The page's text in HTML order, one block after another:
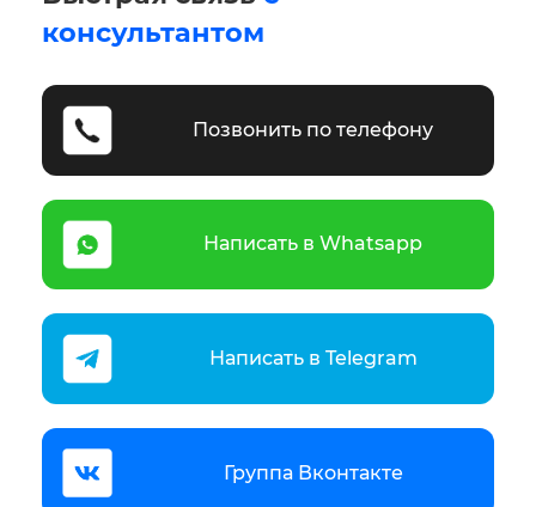
консультантом
Позвонить по телефону
Написать в Whatsapp
Написать в Telegram
Группа Вконтакте